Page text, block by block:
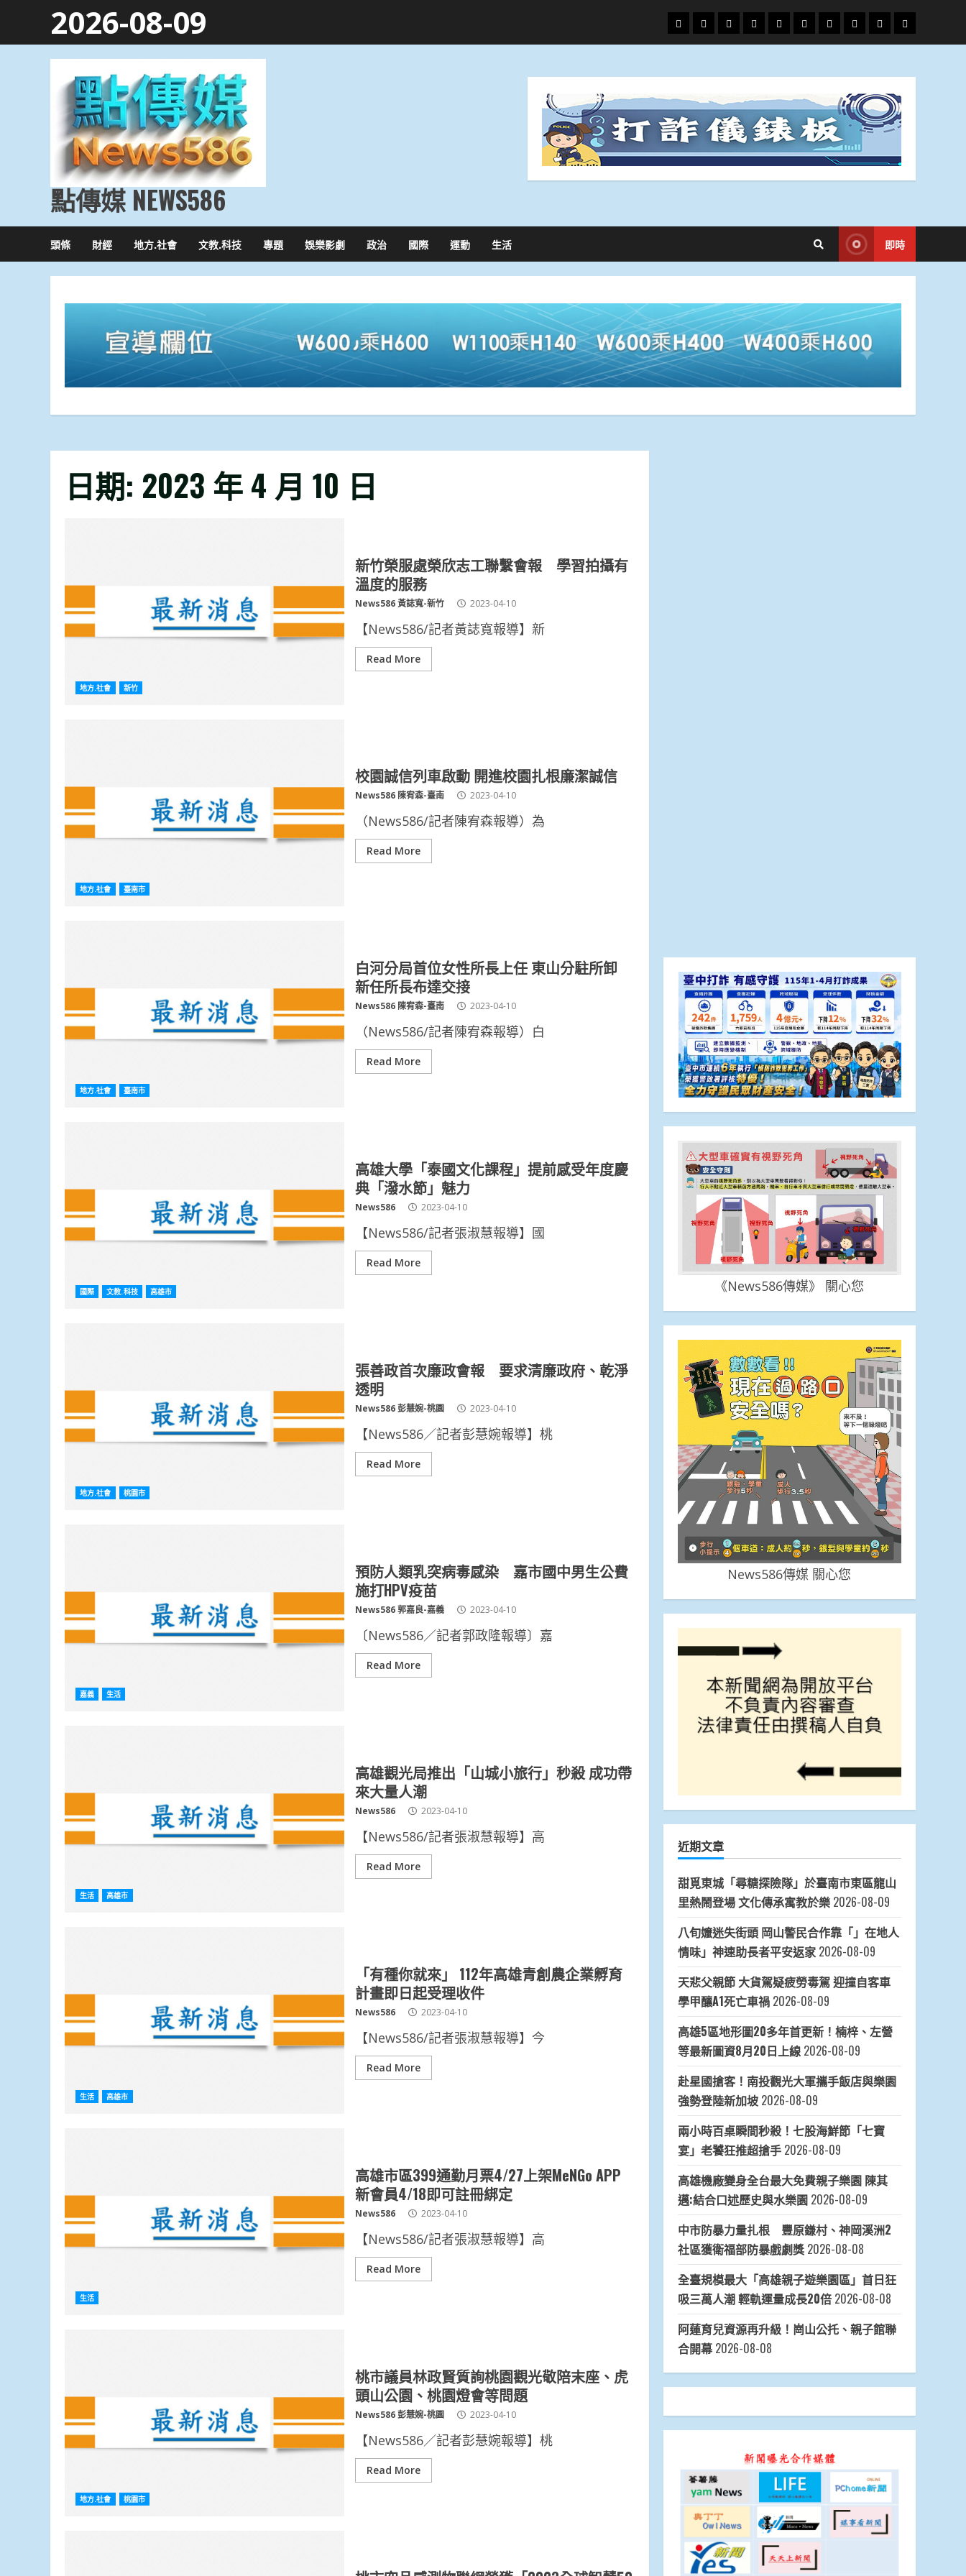
2026-08-09
頭
條
財
經
地
方.
文
教.
專
題
娛
樂
政
治
國
際
運
動
生
活
點傳媒 NEWS586
頭條 財經 地方.社會 文教.科技 專題 娛樂影劇 政治 國際 運動 生活 即時
日期: 2023 年 4 月 10 日
地方.社會 新竹
新竹榮服處榮欣志工聯繫會報 學習拍攝有
溫度的服務
News586 黃誌寬-新竹 2023-04-10
【News586/記者黃誌寬報導】新
Read More
地方.社會 臺南市
校園誠信列車啟動 開進校園扎根廉潔誠信
News586 陳宥森-臺南 2023-04-10
（News586/記者陳宥森報導）為
Read More
地方.社會 臺南市
白河分局首位女性所長上任 東山分駐所卸
新任所長布達交接
News586 陳宥森-臺南 2023-04-10
（News586/記者陳宥森報導）白
Read More
國際 文教.科技 高雄市
高雄大學「泰國文化課程」提前感受年度慶
典「潑水節」魅力
News586 2023-04-10
【News586/記者張淑慧報導】國
Read More
地方.社會 桃園市
張善政首次廉政會報 要求清廉政府、乾淨
透明
News586 彭慧婉-桃園 2023-04-10
【News586／記者彭慧婉報導】桃
Read More
嘉義 生活
預防人類乳突病毒感染 嘉市國中男生公費
施打HPV疫苗
News586 郭嘉良-嘉義 2023-04-10
〔News586／記者郭政隆報導〕嘉
Read More
生活 高雄市
高雄觀光局推出「山城小旅行」秒殺 成功帶
來大量人潮
News586 2023-04-10
【News586/記者張淑慧報導】高
Read More
生活 高雄市
「有種你就來」 112年高雄青創農企業孵育
計畫即日起受理收件
News586 2023-04-10
【News586/記者張淑慧報導】今
Read More
生活
高雄市區399通勤月票4/27上架MeNGo APP
新會員4/18即可註冊綁定
News586 2023-04-10
【News586/記者張淑慧報導】高
Read More
地方.社會 桃園市
桃市議員林政賢質詢桃園觀光敬陪末座、虎
頭山公園、桃園燈會等問題
News586 彭慧婉-桃園 2023-04-10
【News586／記者彭慧婉報導】桃
Read More
《News586傳媒》 關心您
News586傳媒 關心您
近期文章
甜覓東城「尋糖探險隊」於臺南市東區龍山
里熱鬧登場 文化傳承寓教於樂 2026-08-09
八旬嬤迷失街頭 岡山警民合作靠「」在地人
情味」神速助長者平安返家 2026-08-09
天悲父親節 大貨駕疑疲勞毒駕 迎撞自客車
學甲釀A1死亡車禍 2026-08-09
高雄5區地形圖20多年首更新！楠梓、左營
等最新圖資8月20日上線 2026-08-09
赴星國搶客！南投觀光大軍攜手飯店與樂園
強勢登陸新加坡 2026-08-09
兩小時百桌瞬間秒殺！七股海鮮節「七寶
宴」老饕狂推超搶手 2026-08-09
高雄機廠變身全台最大免費親子樂園 陳其
邁:結合口述歷史與水樂園 2026-08-09
中市防暴力量扎根 豐原鎌村、神岡溪洲2
社區獲衛福部防暴戲劇獎 2026-08-08
全臺規模最大「高雄親子遊樂園區」首日狂
吸三萬人潮 輕軌運量成長20倍 2026-08-08
阿蓮育兒資源再升級！崗山公托、親子館聯
合開幕 2026-08-08